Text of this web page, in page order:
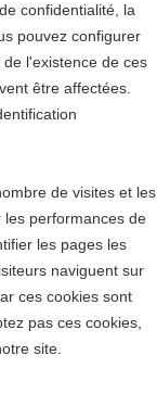
confidentialité, la
pouvez configurer
l'existence de ces
être affectées.
de visites et les
les performances de
les pages les
naviguent sur
ces cookies sont
pas ces cookies,
site.